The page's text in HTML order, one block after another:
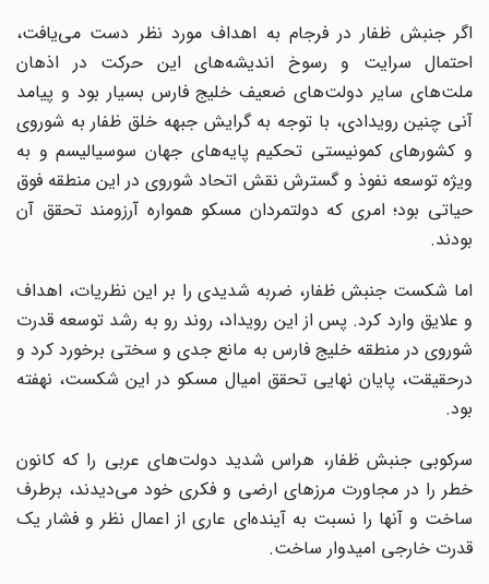
اگر جنبش ظفار در فرجام به اهداف مورد نظر دست می‌یافت،
احتمال سرایت و رسوخ اندیشه‌های این حرکت در اذهان
ملت‌های سایر دولت‌های ضعیف خلیج فارس بسیار بود و پیامد
آنی چنین رویدادی، با توجه به گرایش جبهه خلق ظفار به شوروی
و کشورهای کمونیستی تحکیم پایه‌های جهان سوسیالیسم و به
ویژه توسعه نفوذ و گسترش نقش اتحاد شوروی در این منطقه فوق
حیاتی بود؛ امری که دولتمردان مسکو همواره آرزومند تحقق آن
بودند.
اما شکست جنبش ظفار، ضربه شدیدی را بر این نظریات، اهداف
و علایق وارد کرد. پس از این رویداد، روند رو به رشد توسعه قدرت
شوروی در منطقه خلیج فارس به مانع جدی و سختی برخورد کرد و
درحقیقت، پایان نهایی تحقق امیال مسکو در این شکست، نهفته
بود.
سرکوبی جنبش ظفار، هراس شدید دولت‌های عربی را که کانون
خطر را در مجاورت مرزهای ارضی و فکری خود می‌دیدند، برطرف
ساخت و آنها را نسبت به آینده‌ای عاری از اعمال نظر و فشار یک
قدرت خارجی امیدوار ساخت.